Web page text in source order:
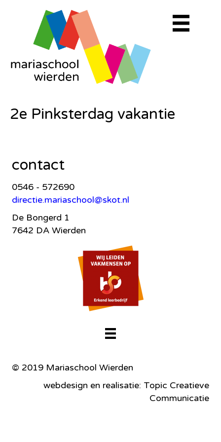
2e Pinksterdag vakantie
contact
0546 - 572690
directie.mariaschool@skot.nl
De Bongerd 1
7642 DA Wierden
© 2019 Mariaschool Wierden
webdesign en realisatie: Topic Creatieve
Communicatie